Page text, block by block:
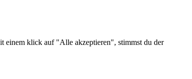
einem klick auf "Alle akzeptieren", stimmst du der